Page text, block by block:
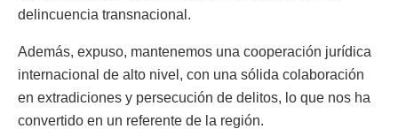
delincuencia transnacional.
Además, expuso, mantenemos una cooperación jurídica
internacional de alto nivel, con una sólida colaboración
en extradiciones y persecución de delitos, lo que nos ha
convertido en un referente de la región.